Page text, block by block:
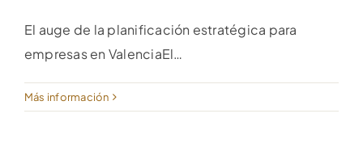
El auge de la planificación estratégica para
empresas en ValenciaEl…
Más información